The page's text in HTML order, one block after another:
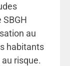
SBGH
au
habitants
risque.